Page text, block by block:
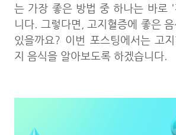
는 가장 좋은 방법 중 하나는 바로 '
니다. 그렇다면, 고지혈증에 좋은 음
있을까요? 이번 포스팅에서는 고
지 음식을 알아보도록 하겠습니다.